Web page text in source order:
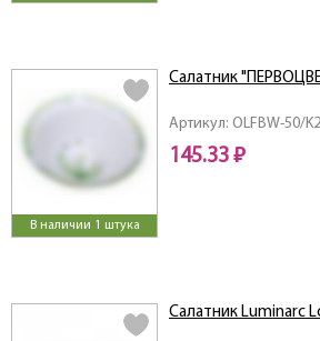
В наличии 1 штука
Артикул: OLFBW-50/
Салатник
145.33 ₽
Салатник Luminarc